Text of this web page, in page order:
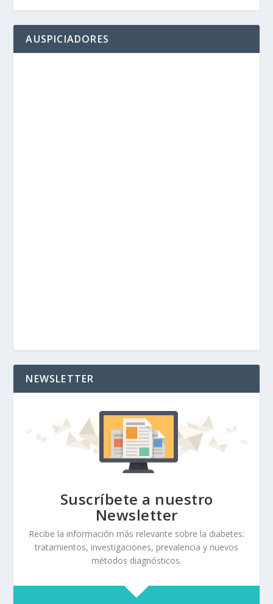
AUSPICIADORES
NEWSLETTER
Suscríbete a nuestro
Newsletter
Recibe la información más relevante sobre la diabetes:
tratamientos, investigaciones, prevalencia y nuevos
métodos diagnósticos.